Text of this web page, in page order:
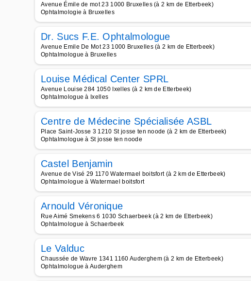
Avenue Émile de mot 23 1000 Bruxelles (à 2 km de Etterbeek)
Ophtalmologie à Bruxelles
Dr. Sucs F.E. Ophtalmologue
Avenue Emile De Mot 23 1000 Bruxelles (à 2 km de Etterbeek)
Ophtalmologue à Bruxelles
Louise Médical Center SPRL
Avenue Louise 284 1050 Ixelles (à 2 km de Etterbeek)
Ophtalmologue à Ixelles
Centre de Médecine Spécialisée ASBL
Place Saint-Josse 3 1210 St josse ten noode (à 2 km de Etterbeek)
Ophtalmologue à St josse ten noode
Castel Benjamin
Avenue de Visé 29 1170 Watermael boitsfort (à 2 km de Etterbeek)
Ophtalmologue à Watermael boitsfort
Arnould Véronique
Rue Aimé Smekens 6 1030 Schaerbeek (à 2 km de Etterbeek)
Ophtalmologue à Schaerbeek
Le Valduc
Chaussée de Wavre 1341 1160 Auderghem (à 2 km de Etterbeek)
Ophtalmologue à Auderghem